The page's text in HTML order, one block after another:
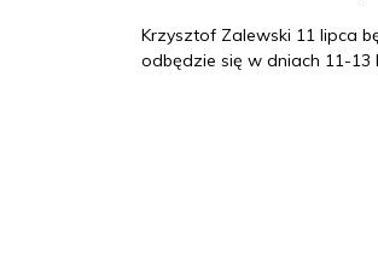
Krzysztof Zalewski 11 lipca
odbędzie się w dniach 11-13